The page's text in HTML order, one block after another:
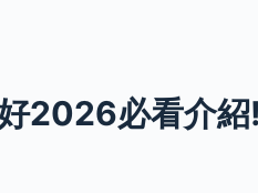
2026必看介